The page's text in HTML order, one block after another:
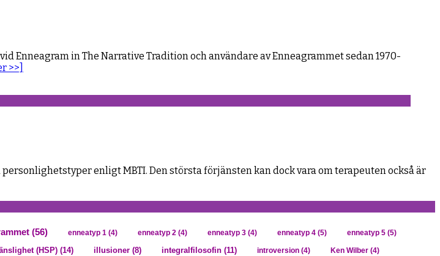
Enneagram in The Narrative Tradition och användare av Enneagrammet sedan 1970-
>>]
enligt MBTI. Den största förjänsten kan dock vara om terapeuten också är
(56) enneatyp 1 (4) enneatyp 2 (4) enneatyp 3 (4) enneatyp 4 (5) enneatyp 5 (5)
(HSP) (14) illusioner (8) integralfilosofin (11) introversion (4) Ken Wilber (4)